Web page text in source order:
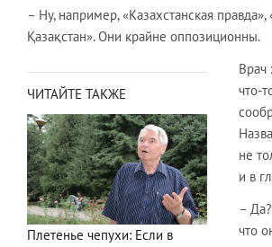
– Ну, например, «Казахстанская правда»,
Қазақстан». Они крайне оппозиционны.
ЧИТАЙТЕ ТАКЖЕ
Плетенье чепухи: Если в
Врач
что-
не
и в
–
что